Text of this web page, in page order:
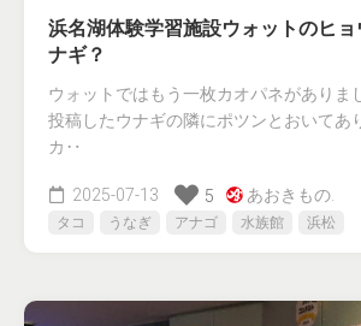
浜名湖体験学習施設ウォットのヒ
ナギ？
ウォットではもう一枚カオパネがありま
投稿したウナギの隣にポツンとおいてあ
カ‥
2025-07-13 5 あおきもの.
タコ うなぎ アナゴ 水族館 浜松